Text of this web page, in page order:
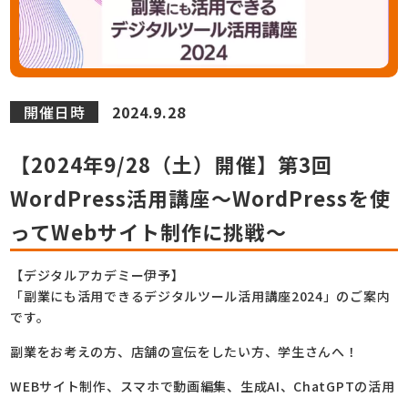
開催日時 2024.9.28
【2024年9/28（土）開催】第3回
WordPress活用講座～WordPressを使
ってWebサイト制作に挑戦～
【デジタルアカデミー伊予】
「副業にも活用できるデジタルツール活用講座2024」のご案内
です。
副業をお考えの方、店舗の宣伝をしたい方、学生さんへ！
WEBサイト制作、スマホで動画編集、生成AI、ChatGPTの活用